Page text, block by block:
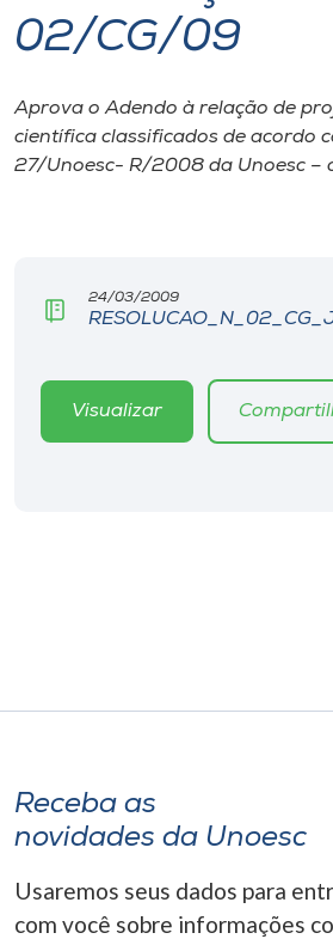
I.nova
Diplomados
Editora
A+
02/CG/09
Aprova o Adendo à relação de
científica classificados de acordo
27/Unoesc- R/2008 da Unoesc –
24/03/2009
Visualizar
Receba as
novidades da Unoesc
Usaremos seus dados para
com você sobre informações